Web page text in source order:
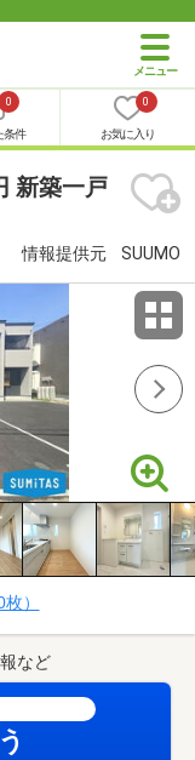
0
条件
0
お気に入り
新築一戸
情報提供元 SUUMO
）
など